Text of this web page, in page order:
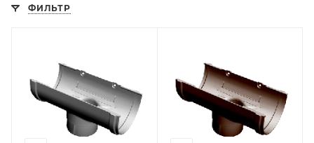
ФИЛЬТР